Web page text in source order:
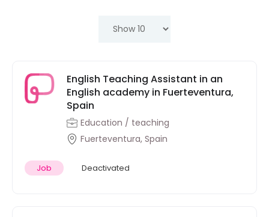
English Teaching Assistant in an
English academy in Fuerteventura,
Spain
Education / teaching
Fuerteventura, Spain
Job Deactivated